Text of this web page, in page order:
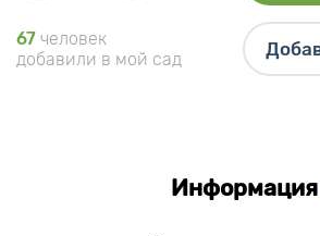
67 человек
добавили в мой сад
Информация